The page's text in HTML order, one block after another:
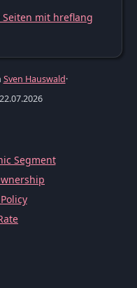
Seiten mit hreflang
Sven Hauswald·
Segment